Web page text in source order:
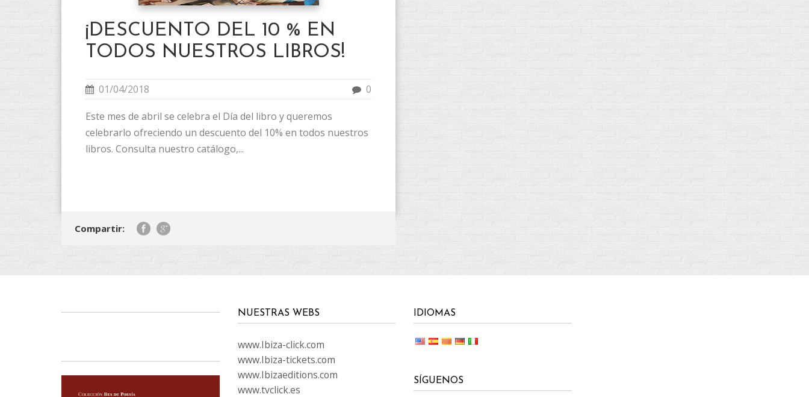
¡DESCUENTO DEL 10 % EN
TODOS NUESTROS LIBROS!
01/04/2018 0
Este mes de abril se celebra el Día del libro y queremos
celebrarlo ofreciendo un descuento del 10% en todos nuestros
libros. Consulta nuestro catálogo,...
Compartir:
NUESTRAS WEBS
www.Ibiza-click.com
www.Ibiza-tickets.com
www.Ibizaeditions.com
www.tvclick.es
IDIOMAS
SÍGUENOS